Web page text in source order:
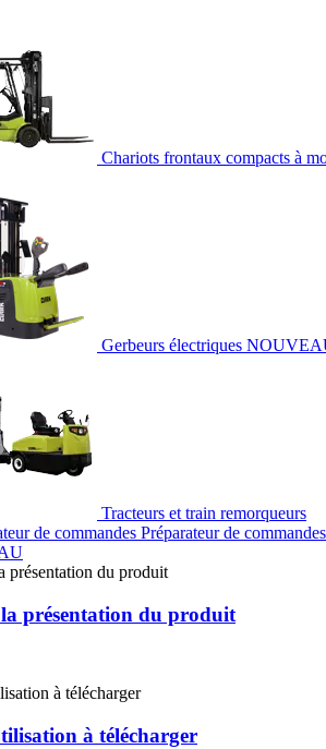
Chariots frontaux compacts à
Gerbeurs électriques
Tracteurs et train remorqueurs
Préparateur de commandes
présentation du produit
à télécharger